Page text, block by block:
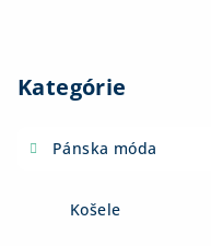
Kategórie
Pánska móda
Košele